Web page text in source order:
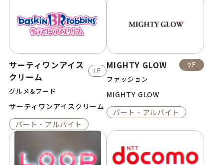
サーティワンアイス
クリーム
1F
グルメ&フード
サーティワンアイスクリーム
パート・アルバイト
MIGHTY GLOW 2F
ファッション
MIGHTY GLOW
パート・アルバイト